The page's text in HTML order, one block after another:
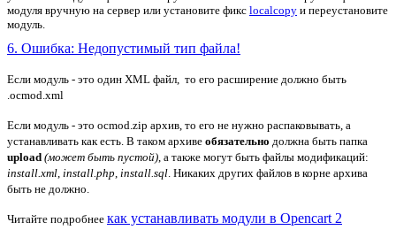
модуля вручную на сервер или установите фикс localcopy и переустановите
модуль.
6. Ошибка: Недопустимый тип файла!
Если модуль - это один XML файл, то его расширение должно быть
.ocmod.xml
Если модуль - это ocmod.zip архив, то его не нужно распаковывать, а
устанавливать как есть. В таком архиве обязательно должна быть папка
upload (может быть пустой) , а также могут быть файлы модификаций:
install.xml install.php install.sql . Никаких других файлов в корне архива
быть не должно.
Читайте подробнее как устанавливать модули в Opencart 2